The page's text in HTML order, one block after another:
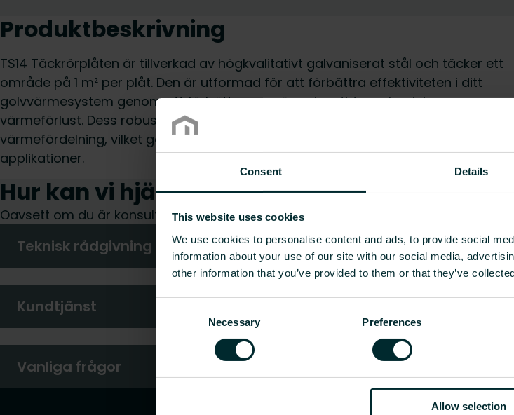
Consent Details
This website uses cookies
We use cookies to personalise content and ads, to provide social
information about your use of our site with our social media,
other information that you’ve provided to them or that they’ve
Necessary Preferences
Allow selection
Produktbeskrivning
TS14 Täckrörplåten är tillverkad av högkvalitativt galvaniserat stål och täcker ett
område på 1 m² per plåt. Den är utformad för att förbättra effektiviteten i ditt
golvvärmesystem genom att förbättra uppvärmningstider och minimera
värmeförlust. Dess robusta design säkerställer hållbarhet och optimal
värmefördelning, vilket gör den lämplig för både bostäder och kommersiella
applikationer.
Hur kan vi hjälpa dig?
Oavsett om du är konsult, installatör, arkitekt eller grossist, välj en kategori så tar
Teknisk rådgivning
Kundtjänst
Vanliga frågor